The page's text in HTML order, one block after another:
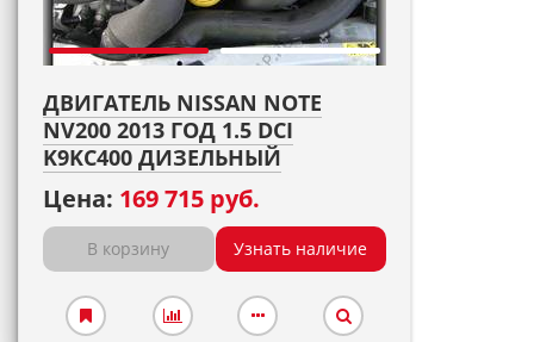
ДВИГАТЕЛЬ NISSAN NOTE
NV200 2013 ГОД 1.5 DCI
K9KC400 ДИЗЕЛЬНЫЙ
Цена: 169 715 руб.
В корзину Узнать наличие